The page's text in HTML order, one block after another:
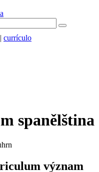
| currículo
spanělština
význam